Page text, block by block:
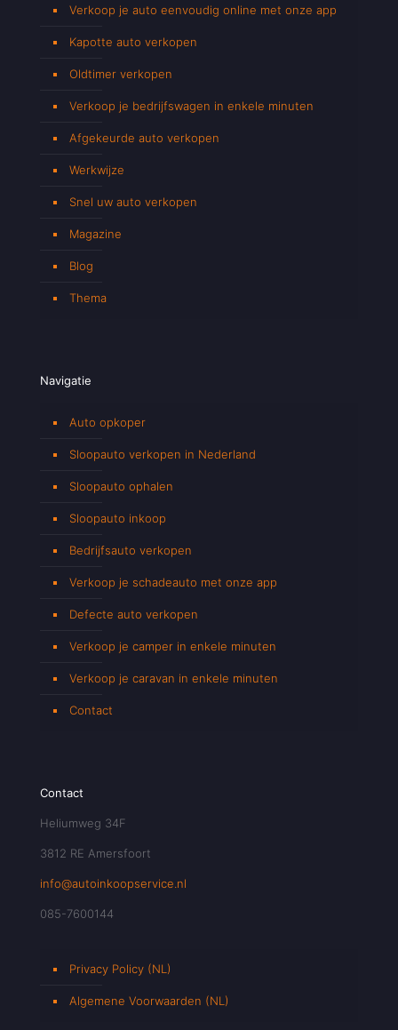
Verkoop je auto eenvoudig online met onze app
Kapotte auto verkopen
Oldtimer verkopen
Verkoop je bedrijfswagen in enkele minuten
Afgekeurde auto verkopen
Werkwijze
Snel uw auto verkopen
Magazine
Blog
Thema
Navigatie
Auto opkoper
Sloopauto verkopen in Nederland
Sloopauto ophalen
Sloopauto inkoop
Bedrijfsauto verkopen
Verkoop je schadeauto met onze app
Defecte auto verkopen
Verkoop je camper in enkele minuten
Verkoop je caravan in enkele minuten
Contact
Contact
Heliumweg 34F
3812 RE Amersfoort
info@autoinkoopservice.nl
085-7600144
Privacy Policy (NL)
Algemene Voorwaarden (NL)